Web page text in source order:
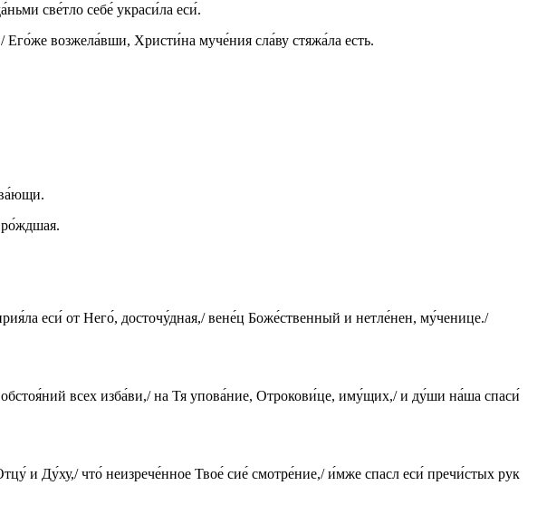
све́тло себе́ украси́ла еси́.
возжела́вши, Христи́на муче́ния сла́ву стяжа́ла есть.
еси́ от Него́, досточу́дная,/ вене́ц Боже́ственный и нетле́нен, му́ченице./
всех изба́ви,/ на Тя упова́ние, Отрокови́це, иму́щих,/ и ду́ши на́ша спаси́
и Ду́ху,/ что́ неизрече́нное Твое́ сие́ смотре́ние,/ и́мже спасл еси́ пречи́стых рук